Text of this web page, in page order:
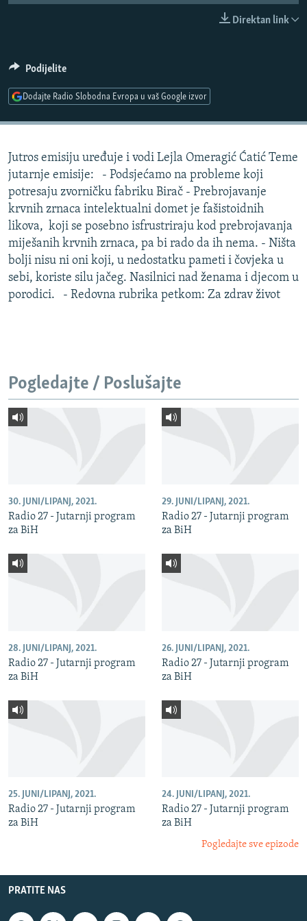
SPECIJALI RSE
VIŠE OD NASLOVA
TV LIBERTY
POST SCRIPTUM
MOJA EVROPA
TRI DECENIJE OD RATA U BIH
SVE KARTE DEJTONA
NASTANAK I RASPAD JUGOSLAVIJE
PRATITE NAS
Sve RFE/RL stranice
Direktan link
Podijelite
Dodajte Radio Slobodna Evropa u vaš Google izvor
Jutros emisiju uređuje i vodi Lejla Omeragić Ćatić Teme
jutarnje emisije: - Podsjećamo na probleme koji
potresaju zvorničku fabriku Birač - Prebrojavanje
krvnih zrnaca intelektualni domet je fašistoidnih
likova, koji se posebno isfrustriraju kod prebrojavanja
miješanih krvnih zrnaca, pa bi rado da ih nema. - Ništa
bolji nisu ni oni koji, u nedostatku pameti i čovjeka u
sebi, koriste silu jačeg. Nasilnici nad ženama i djecom u
porodici. - Redovna rubrika petkom: Za zdrav život
Pogledajte / Poslušajte
30. JUNI/LIPANJ, 2021.
Radio 27 - Jutarnji program
za BiH
29. JUNI/LIPANJ, 2021.
Radio 27 - Jutarnji program
za BiH
28. JUNI/LIPANJ, 2021.
Radio 27 - Jutarnji program
za BiH
26. JUNI/LIPANJ, 2021.
Radio 27 - Jutarnji program
za BiH
25. JUNI/LIPANJ, 2021.
Radio 27 - Jutarnji program
za BiH
24. JUNI/LIPANJ, 2021.
Radio 27 - Jutarnji program
za BiH
Pogledajte sve epizode
PRATITE NAS